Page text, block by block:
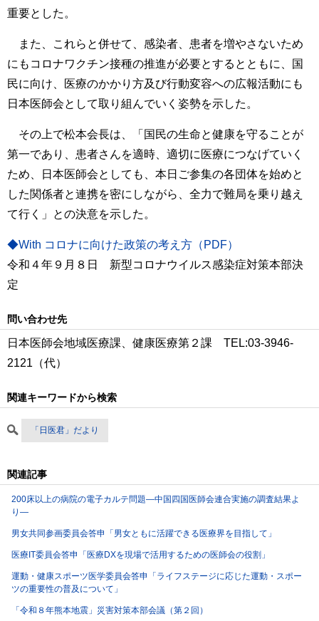
重要とした。
また、これらと併せて、感染者、患者を増やさないため
にもコロナワクチン接種の推進が必要とするとともに、国
民に向け、医療のかかり方及び行動変容への広報活動にも
日本医師会として取り組んでいく姿勢を示した。
その上で松本会長は、「国民の生命と健康を守ることが
第一であり、患者さんを適時、適切に医療につなげていく
ため、日本医師会としても、本日ご参集の各団体を始めと
した関係者と連携を密にしながら、全力で難局を乗り越え
て行く」との決意を示した。
◆With コロナに向けた政策の考え方（PDF）
令和４年９月８日 新型コロナウイルス感染症対策本部決
定
問い合わせ先
日本医師会地域医療課、健康医療第２課 TEL:03-3946-
2121（代）
関連キーワードから検索
「日医君」だより
関連記事
200床以上の病院の電子カルテ問題―中国四国医師会連合実施の調査結果よ
り―
男女共同参画委員会答申「男女ともに活躍できる医療界を目指して」
医療IT委員会答申「医療DXを現場で活用するための医師会の役割」
運動・健康スポーツ医学委員会答申「ライフステージに応じた運動・スポー
ツの重要性の普及について」
「令和８年熊本地震」災害対策本部会議（第２回）